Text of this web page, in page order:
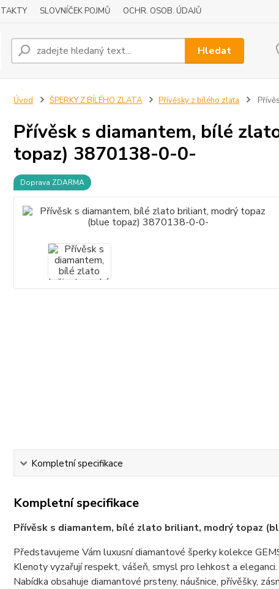
SLOVNÍČEK POJMŮ OCHR. OSOB. ÚDAJŮ
Hledat
Úvod ŠPERKY Z BÍLÉHO ZLATA Přívěsky z bílého zlata
Přívěsk s diamantem, bílé
topaz) 3870138-0-0-
Doprava ZDARMA
Kompletní specifikace
Kompletní specifikace
Přívěsk s diamantem, bílé zlato briliant, modrý topaz
Představujeme Vám luxusní diamantové šperky kolekce
Klenoty vyzařují respekt, vášeň, smysl pro lehkost a
Nabídka obsahuje diamantové prsteny, náušnice, přívěšky,